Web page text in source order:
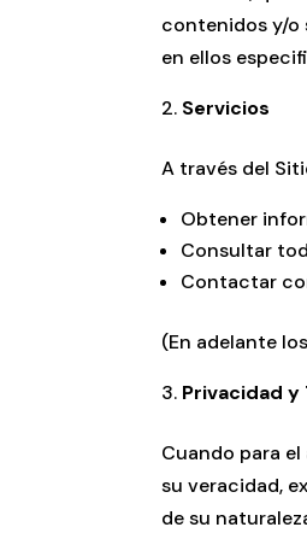
contenidos y/o
en ellos
Servicios
A través del
Obtener
Consultar
Contactar
(En adelante
Privacidad
Cuando para
su veracidad,
de su